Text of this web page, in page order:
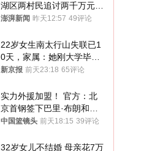
湖区两村民追讨两千万元动
迁款八年未果
澎湃新闻 昨天12:57 49评论
22岁女生南太行山失联已1
0天，家属：她刚大学毕业
想到山里旅行
新京报 前天23:18 65评论
实力外援加盟！ 官方：北
京首钢签下巴里·布朗和桑
普森
中国篮镜头 前天18:15 39评论
32岁女儿不结婚 母亲花7万